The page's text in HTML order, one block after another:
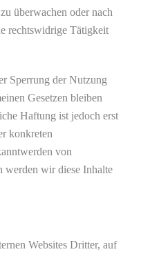
überwachen oder nach
rechtswidrige Tätigkeit
Sperrung der Nutzung
Gesetzen bleiben
Haftung ist jedoch erst
konkreten
von
werden wir diese Inhalte
Websites Dritter, auf